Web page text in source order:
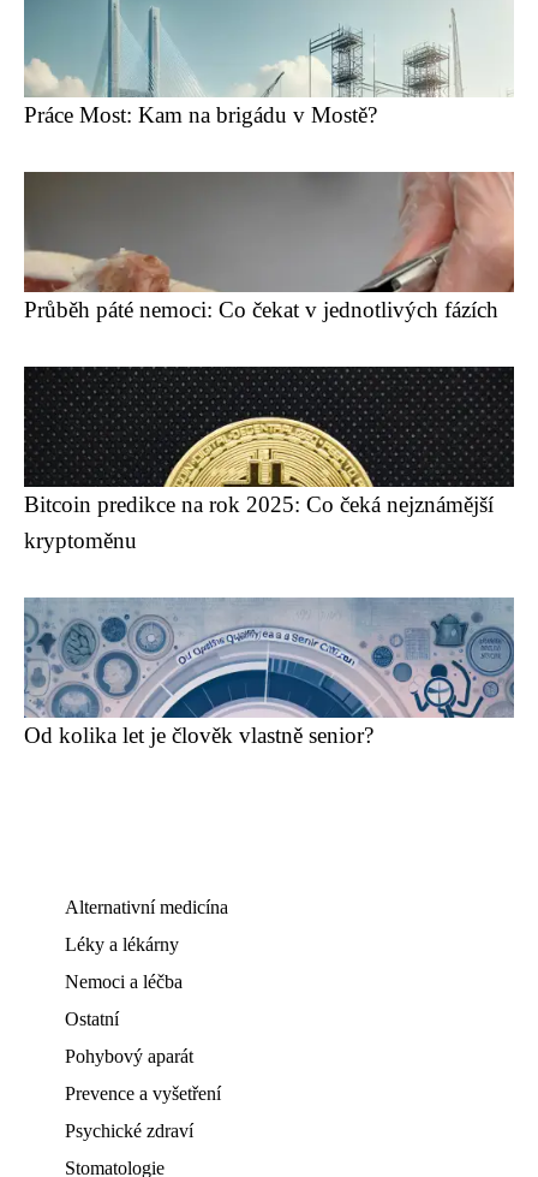
Práce Most: Kam na brigádu v Mostě?
Průběh páté nemoci: Co čekat v jednotlivých fázích
Bitcoin predikce na rok 2025: Co čeká nejznámější
kryptoměnu
Od kolika let je člověk vlastně senior?
Alternativní medicína
Léky a lékárny
Nemoci a léčba
Ostatní
Pohybový aparát
Prevence a vyšetření
Psychické zdraví
Stomatologie